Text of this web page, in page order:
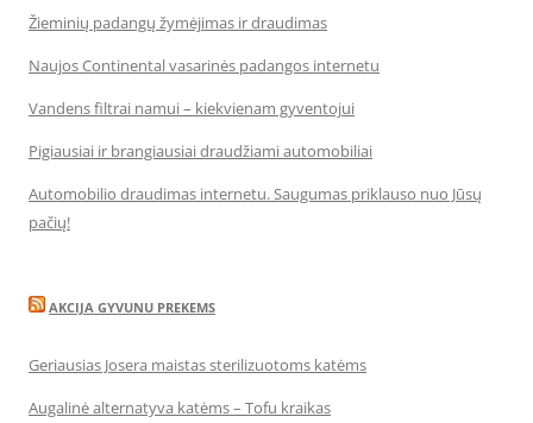
Žieminių padangų žymėjimas ir draudimas
Naujos Continental vasarinės padangos internetu
Vandens filtrai namui – kiekvienam gyventojui
Pigiausiai ir brangiausiai draudžiami automobiliai
Automobilio draudimas internetu. Saugumas priklauso nuo Jūsų
pačių!
AKCIJA GYVUNU PREKEMS
Geriausias Josera maistas sterilizuotoms katėms
Augalinė alternatyva katėms – Tofu kraikas